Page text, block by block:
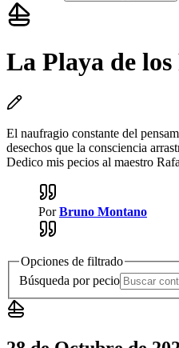
La Playa de los
El naufragio constante del
desechos que la consciencia
Dedico mis pecios al maestro
PorBruno Montano
Opciones de filtrado
Búsqueda por pecio